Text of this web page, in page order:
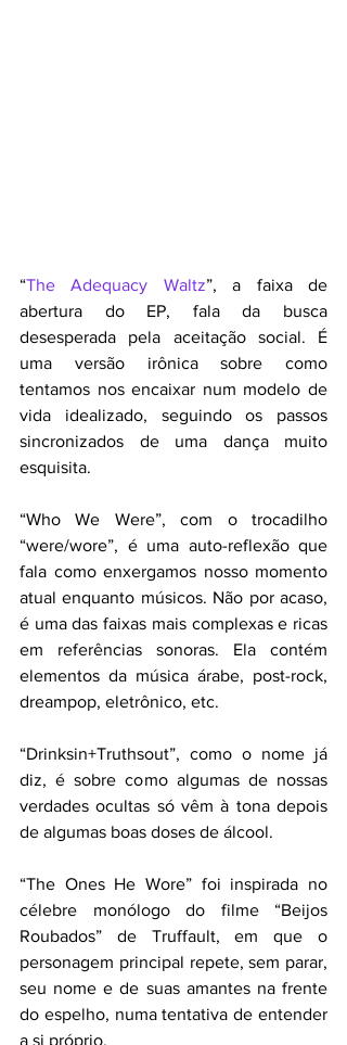
“The Adequacy Waltz”, a faixa de
abertura do EP, fala da busca
desesperada pela aceitação social. É
uma versão irônica sobre como
tentamos nos encaixar num modelo de
vida idealizado, seguindo os passos
sincronizados de uma dança muito
esquisita.
“Who We Were”, com o trocadilho
“were/wore”, é uma auto-reflexão que
fala como enxergamos nosso momento
atual enquanto músicos. Não por acaso,
é uma das faixas mais complexas e ricas
em referências sonoras. Ela contém
elementos da música árabe, post-rock,
dreampop, eletrônico, etc.
“Drinksin+Truthsout”, como o nome já
diz, é sobre como algumas de nossas
verdades ocultas só vêm à tona depois
de algumas boas doses de álcool.
“The Ones He Wore” foi inspirada no
célebre monólogo do filme “Beijos
Roubados” de Truffault, em que o
personagem principal repete, sem parar,
seu nome e de suas amantes na frente
do espelho, numa tentativa de entender
a si próprio.